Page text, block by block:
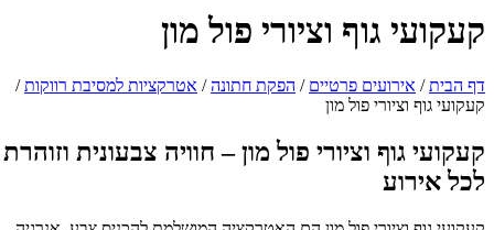
גוף וציורי פול מון
הבית/אירועים פרטיים/הפקת חתונה/אטרקציות למסיבת רווקות/
גוף וציורי פול מון
גוף וציורי פול מון – חוויה צבעונית וזוהרת
אירוע